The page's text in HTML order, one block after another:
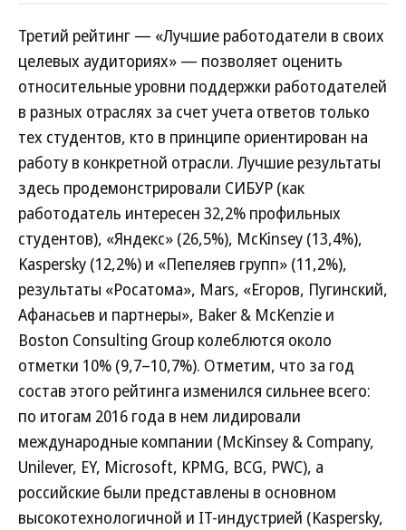
Третий рейтинг — «Лучшие работодатели в своих
целевых аудиториях» — позволяет оценить
относительные уровни поддержки работодателей
в разных отраслях за счет учета ответов только
тех студентов, кто в принципе ориентирован на
работу в конкретной отрасли. Лучшие результаты
здесь продемонстрировали СИБУР (как
работодатель интересен 32,2% профильных
студентов), «Яндекс» (26,5%), McKinsey (13,4%),
Kaspersky (12,2%) и «Пепеляев групп» (11,2%),
результаты «Росатома», Mars, «Егоров, Пугинский,
Афанасьев и партнеры», Baker & McKenzie и
Boston Consulting Group колеблются около
отметки 10% (9,7–10,7%). Отметим, что за год
состав этого рейтинга изменился сильнее всего:
по итогам 2016 года в нем лидировали
международные компании (McKinsey & Company,
Unilever, EY, Microsoft, KPMG, BCG, PWC), а
российские были представлены в основном
высокотехнологичной и IT-индустрией (Kaspersky,